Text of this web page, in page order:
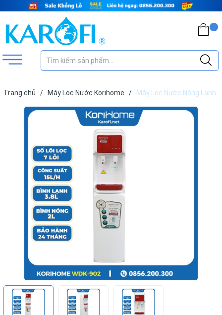
Trang chủ / Máy Lọc Nước Korihome /
Máy Lọc Nước Nóng Lạnh
Korihome WPK-902